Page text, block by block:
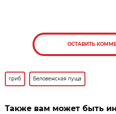
ОСТАВИТЬ
гриб Беловежская пуща
Также вам может быть